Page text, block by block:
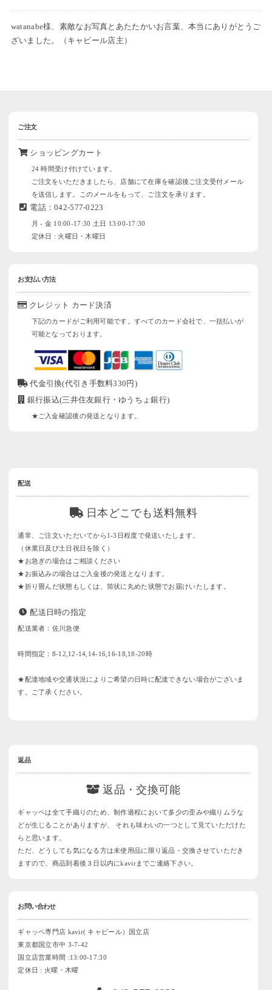
watanabe様、素敵なお写真とあたたかいお言葉、本当にありがとうご
ざいました。（キャビール店主）
ご注文
ショッピングカート
24 時間受け付けています。
ご注文をいただきましたら、店舗にて在庫を確認後ご注文受付メール
を送信します。このメールをもって、ご注文を承ります。
電話：042-577-0223
月 - 金 10:00-17:30 土日 13:00-17:30
定休日 : 火曜日・木曜日
お支払い方法
クレジット カード決済
下記のカードがご利用可能です。すべてのカード会社で、一括払いが
可能となっております。
代金引換(代引き手数料330円)
銀行振込(三井住友銀行・ゆうちょ銀行)
★ご入金確認後の発送となります。
配送
日本どこでも送料無料
通常、ご注文いただいてから1-3日程度で発送いたします。
（休業日及び土日祝日を除く）
★お急ぎの場合はご相談ください
★お振込みの場合はご入金後の発送となります。
★折り畳んだ状態もしくは、筒状に丸めた状態でお届けいたします。
配送日時の指定
配送業者：佐川急便
時間指定：8-12,12-14,14-16,16-18,18-20時
★配達地域や交通状況によりご希望の日時に配達できない場合がございま
す。ご了承ください。
返品
返品・交換可能
ギャッベは全て手織りのため、制作過程において多少の歪みや織りムラな
どが生じることがありますが、 それも味わいの一つとして見ていただけた
らと思います。
ただ、どうしても気になる方は未使用品に限り返品・交換させていただき
ますので、商品到着後３日以内にkavirまでご連絡下さい。
お問い合わせ
ギャッベ専門店 kavir( キャビール）国立店
東京都国立市中 3-7-42
国立店営業時間 :13:00-17:30
定休日 : 火曜・木曜